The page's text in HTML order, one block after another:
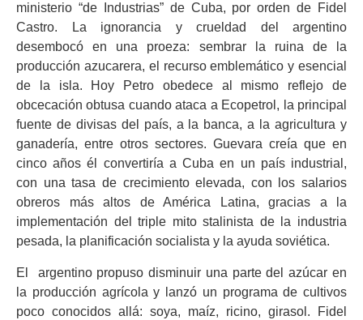
ministerio “de Industrias” de Cuba, por orden de Fidel
Castro. La ignorancia y crueldad del argentino
desembocó en una proeza: sembrar la ruina de la
producción azucarera, el recurso emblemático y esencial
de la isla. Hoy Petro obedece al mismo reflejo de
obcecación obtusa cuando ataca a Ecopetrol, la principal
fuente de divisas del país, a la banca, a la agricultura y
ganadería, entre otros sectores. Guevara creía que en
cinco años él convertiría a Cuba en un país industrial,
con una tasa de crecimiento elevada, con los salarios
obreros más altos de América Latina, gracias a la
implementación del triple mito stalinista de la industria
pesada, la planificación socialista y la ayuda soviética.
El argentino propuso disminuir una parte del azúcar en
la producción agrícola y lanzó un programa de cultivos
poco conocidos allá: soya, maíz, ricino, girasol. Fidel